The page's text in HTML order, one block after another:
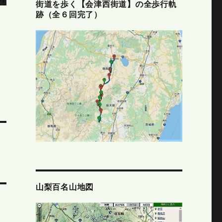
街道を歩く【会津西街道】の全歩行軌
跡（全６回完了）
山梨百名山地図